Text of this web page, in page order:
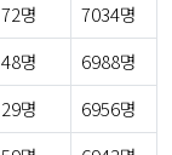
72명
7034명
48명
6988명
29명
6956명